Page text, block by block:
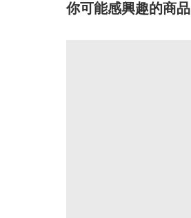
你可能感興趣的商品